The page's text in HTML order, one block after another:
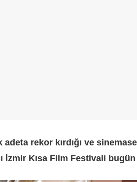
rekor kırdığı ve
İzmir Kısa Film Festivali bugün